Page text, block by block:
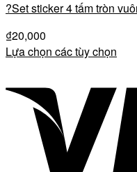
?Set sticker 4 tấm tròn
₫20,000
Lựa chọn các tùy chọn